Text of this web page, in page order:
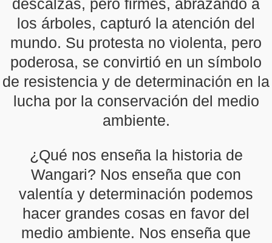
descalzas, pero firmes, abrazando a
los árboles, capturó la atención del
mundo. Su protesta no violenta, pero
poderosa, se convirtió en un símbolo
de resistencia y de determinación en la
lucha por la conservación del medio
ambiente.
¿Qué nos enseña la historia de
Wangari? Nos enseña que con
valentía y determinación podemos
hacer grandes cosas en favor del
medio ambiente. Nos enseña que